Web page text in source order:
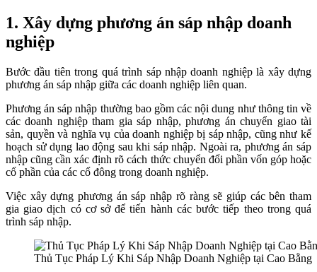
1. Xây dựng phương án sáp nhập doanh
nghiệp
Bước đầu tiên trong quá trình sáp nhập doanh nghiệp là xây dựng
phương án sáp nhập giữa các doanh nghiệp liên quan.
Phương án sáp nhập thường bao gồm các nội dung như thông tin về
các doanh nghiệp tham gia sáp nhập, phương án chuyển giao tài
sản, quyền và nghĩa vụ của doanh nghiệp bị sáp nhập, cũng như kế
hoạch sử dụng lao động sau khi sáp nhập. Ngoài ra, phương án sáp
nhập cũng cần xác định rõ cách thức chuyển đổi phần vốn góp hoặc
cổ phần của các cổ đông trong doanh nghiệp.
Việc xây dựng phương án sáp nhập rõ ràng sẽ giúp các bên tham
gia giao dịch có cơ sở để tiến hành các bước tiếp theo trong quá
trình sáp nhập.
Thủ Tục Pháp Lý Khi Sáp Nhập Doanh Nghiệp tại Cao Bằng